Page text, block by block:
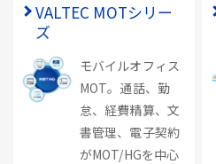
VALTEC MOTシリー
ズ
モバイルオフィス
MOT。通話、勤
怠、経費精算、文
書管理、電子契約
がMOT/HGを中心